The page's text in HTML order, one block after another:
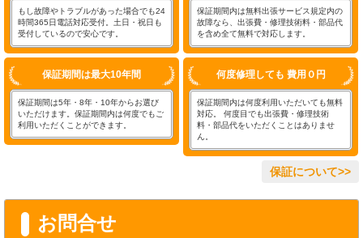
もし故障やトラブルがあった場合でも24
時間365日電話対応受付。土日・祝日も
受付しているので安心です。
保証期間内は無料出張サービス規定内の
故障なら、出張費・修理技術料・部品代
を含め全て無料で対応します。
保証期間は最大10年間
保証期間は5年・8年・10年からお選び
いただけます。保証期間内は何度でもご
利用いただくことができます。
何度修理しても 費用０円
保証期間内は何度利用いただいても無料
対応。 何度目でも出張費・修理技術
料・部品代をいただくことはありませ
ん。
保証について>>
お問合せ